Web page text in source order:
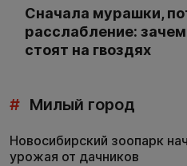
Сначала мурашки,
расслабление:
стоят на гвоздях
# Милый город
Новосибирский зоопарк
урожая от дачников